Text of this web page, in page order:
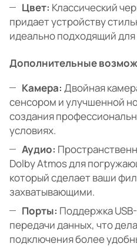
Цвет: Классический
придает устройству
идеально подходящий
Дополнительные
Камера: Двойная
сенсором и улучшенной
создания
условиях.
Аудио:
Dolby Atmos для
который сделает ваши
захватывающими.
Порты: Поддержка
передачи данных, что
подключения более